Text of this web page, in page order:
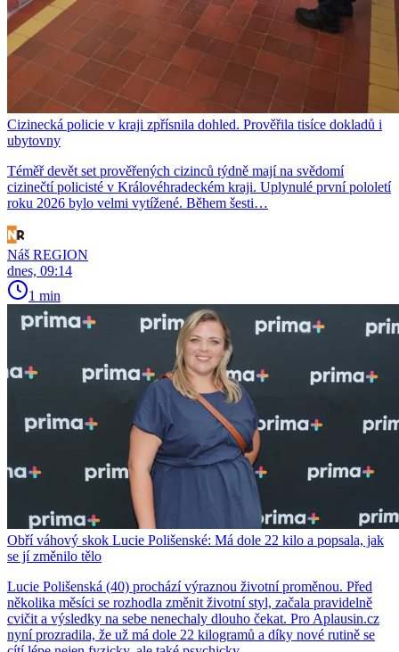
Cizinecká policie v kraji zpřísnila dohled. Prověřila tisíce dokladů i
ubytovny
Téměř devět set prověřených cizinců týdně mají na svědomí
cizinečtí policisté v Královéhradeckém kraji. Uplynulé první pololetí
roku 2026 bylo velmi vytížené. Během šesti…
Náš REGION
dnes, 09:14
1 min
Obří váhový skok Lucie Polišenské: Má dole 22 kilo a popsala, jak
se jí změnilo tělo
Lucie Polišenská (40) prochází výraznou životní proměnou. Před
několika měsíci se rozhodla změnit životní styl, začala pravidelně
cvičit a výsledky na sebe nenechaly dlouho čekat. Pro Aplausin.cz
nyní prozradila, že už má dole 22 kilogramů a díky nové rutině se